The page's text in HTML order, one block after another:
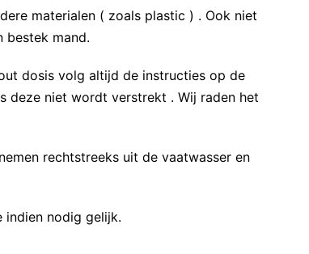
materialen ( zoals plastic ) . Ook niet
bestek mand.
dosis volg altijd de instructies op de
deze niet wordt verstrekt . Wij raden het
rechtstreeks uit de vaatwasser en
indien nodig gelijk.